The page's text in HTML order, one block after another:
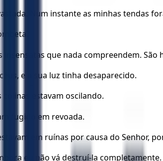
Num instante as minhas tendas
insensatas que nada compreendem.
e a sua luz tinha desaparecido.
colinas estavam oscilando.
fugido em revoada.
em ruínas por causa do Senhor,
eu não vá destruí-la completamente.